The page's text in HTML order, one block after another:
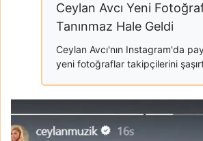
Ceylan Avcı Yeni
Tanınmaz Hale Geldi
Ceylan Avcı'nın Instagram'da
yeni fotoğraflar takipçilerini